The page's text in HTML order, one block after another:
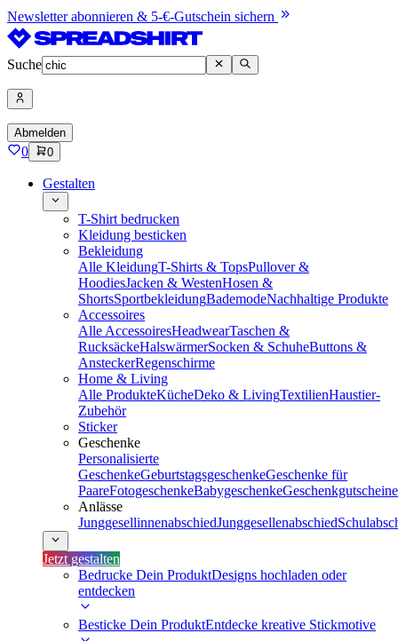
Newsletter abonnieren & 5-€-Gutschein sichern
Suche
Abmelden
0 0
Gestalten
T-Shirt bedrucken
Kleidung besticken
Bekleidung
Alle KleidungT-Shirts & TopsPullover &
HoodiesJacken & WestenHosen &
ShortsSportbekleidungBademodeNachhaltige Produkte
Accessoires
Alle AccessoiresHeadwearTaschen &
RucksäckeHalswärmerSocken & SchuheButtons &
AnsteckerRegenschirme
Home & Living
Alle ProdukteKücheDeko & LivingTextilienHaustier-
Zubehör
Sticker
Geschenke
Personalisierte
GeschenkeGeburtstagsgeschenkeGeschenke für
PaareFotogeschenkeBabygeschenkeGeschenkgutscheine
Anlässe
JunggesellinnenabschiedJunggesellenabschied
Jetzt gestalten
Bedrucke Dein ProduktDesigns hochladen oder
entdecken
Besticke Dein ProduktEntdecke kreative Stickmotive